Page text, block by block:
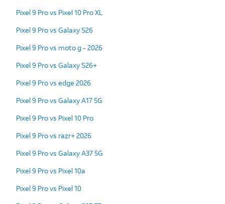
Pixel 9 Pro vs Pixel 10 Pro XL
Pixel 9 Pro vs Galaxy S26
Pixel 9 Pro vs moto g - 2026
Pixel 9 Pro vs Galaxy S26+
Pixel 9 Pro vs edge 2026
Pixel 9 Pro vs Galaxy A17 5G
Pixel 9 Pro vs Pixel 10 Pro
Pixel 9 Pro vs razr+ 2026
Pixel 9 Pro vs Galaxy A37 5G
Pixel 9 Pro vs Pixel 10a
Pixel 9 Pro vs Pixel 10